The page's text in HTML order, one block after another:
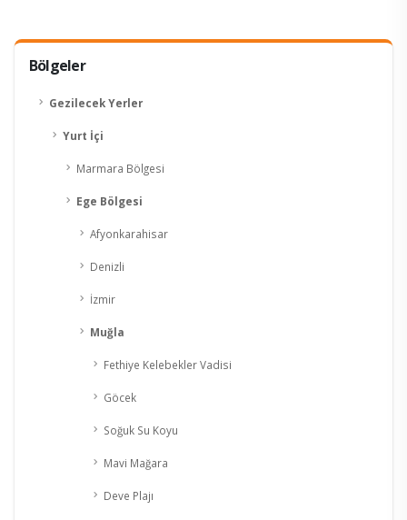
Bölgeler
Gezilecek Yerler
Yurt İçi
Marmara Bölgesi
Ege Bölgesi
Afyonkarahisar
Denizli
İzmir
Muğla
Fethiye Kelebekler Vadisi
Göcek
Soğuk Su Koyu
Mavi Mağara
Deve Plajı